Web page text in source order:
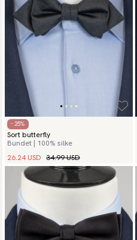
- 25%
Sort butterfly
Bundet | 100% silke
26.24 USD 34.99 USD